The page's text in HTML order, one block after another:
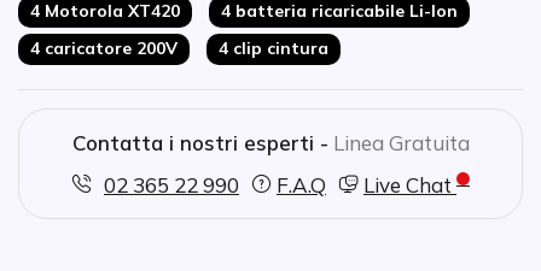
4 Motorola XT420
4 batteria ricaricabile Li-Ion
4 caricatore 200V
4 clip cintura
Contatta i nostri esperti - Linea Gratuita
02 365 22 990
F.A.Q Live Chat